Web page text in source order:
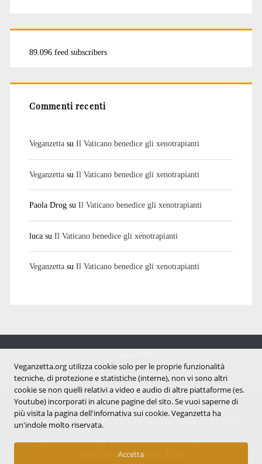
89.096 feed subscribers
Commenti recenti
Veganzettasu Il Vaticano benedice gli xenotrapianti
Veganzettasu Il Vaticano benedice gli xenotrapianti
Paola Drogsu Il Vaticano benedice gli xenotrapianti
lucasu Il Vaticano benedice gli xenotrapianti
Veganzettasu Il Vaticano benedice gli xenotrapianti
Notizie dal mondo vegan e antispecista
Copyright © 2007 - 2026 |
Informativa sui cookie (UE)|Informativa sulla Privacy|
Avvertenze e Licenza d'uso
Veganzetta.org utilizza cookie solo per le proprie funzionalità
tecniche, di protezione e statistiche (interne), non vi sono altri
cookie se non quelli relativi a video e audio di altre piattaforme (es.
Youtube) incorporati in alcune pagine del sito. Se vuoi saperne di
più visita la pagina dell'infornativa sui cookie. Veganzetta ha
un'indole molto riservata.
Accetta